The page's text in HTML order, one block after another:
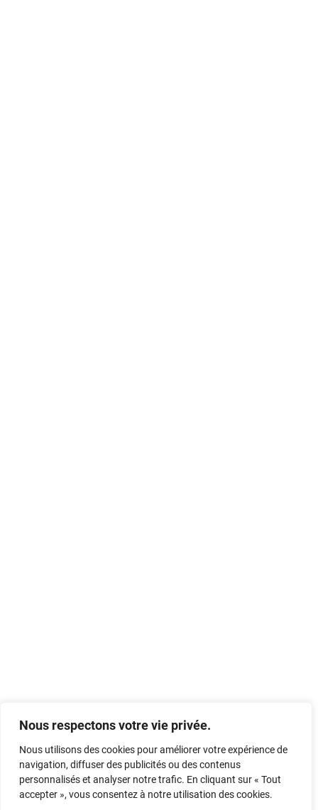
Nous respectons votre vie privée.
Nous utilisons des cookies pour améliorer votre expérience de
navigation, diffuser des publicités ou des contenus
personnalisés et analyser notre trafic. En cliquant sur « Tout
accepter », vous consentez à notre utilisation des cookies.